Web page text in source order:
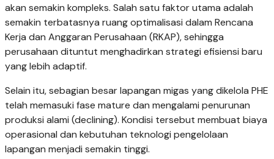
akan semakin kompleks. Salah satu faktor utama adalah
semakin terbatasnya ruang optimalisasi dalam Rencana
Kerja dan Anggaran Perusahaan (RKAP), sehingga
perusahaan dituntut menghadirkan strategi efisiensi baru
yang lebih adaptif.
Selain itu, sebagian besar lapangan migas yang dikelola PHE
telah memasuki fase mature dan mengalami penurunan
produksi alami (declining). Kondisi tersebut membuat biaya
operasional dan kebutuhan teknologi pengelolaan
lapangan menjadi semakin tinggi.